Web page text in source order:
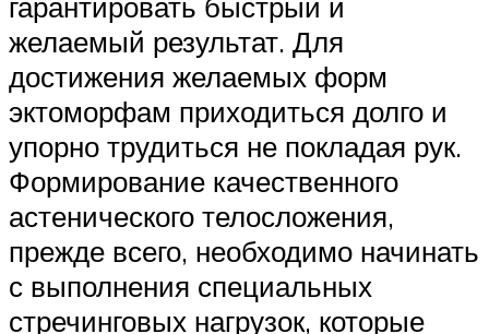
желаемый результат. Для
достижения желаемых форм
эктоморфам приходиться долго и
упорно трудиться не покладая рук.
Формирование качественного
астенического телосложения,
прежде всего, необходимо начинать
с выполнения специальных
стречинговых нагрузок, которые